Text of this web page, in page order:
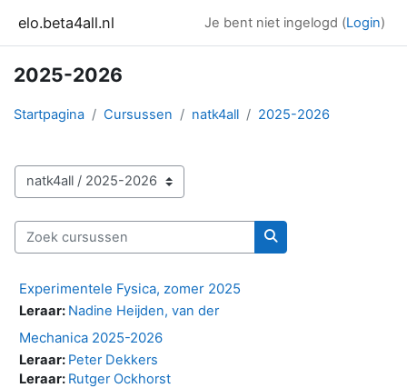
elo.beta4all.nl Je bent niet ingelogd (Login)
2025-2026
Startpagina Cursussen natk4all 2025-2026
Cursuscategorieën
Zoek cursussen
Zoek cursussen
Experimentele Fysica, zomer 2025
Leraar: Nadine Heijden, van der
Mechanica 2025-2026
Leraar: Peter Dekkers
Leraar: Rutger Ockhorst